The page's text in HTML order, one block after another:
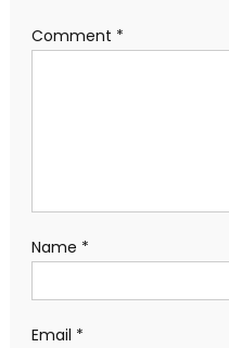
Comment *
Name *
Email *